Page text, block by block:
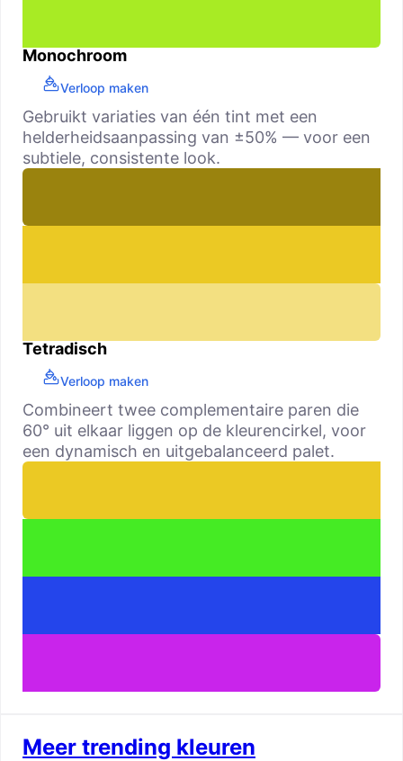
Monochroom
Verloop maken
Gebruikt variaties van één tint met een
helderheidsaanpassing van ±50% — voor een
subtiele, consistente look.
Tetradisch
Verloop maken
Combineert twee complementaire paren die
60° uit elkaar liggen op de kleurencirkel, voor
een dynamisch en uitgebalanceerd palet.
Meer trending kleuren